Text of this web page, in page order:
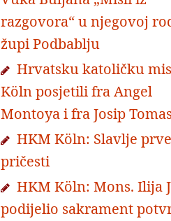
razgovora“ u njegovoj
župi Podbablju
Hrvatsku katoličku
Köln posjetili fra Angel
Montoya i fra Josip Tomas
HKM Köln: Slavlje prve
pričesti
HKM Köln: Mons. Ilija
podijelio sakrament